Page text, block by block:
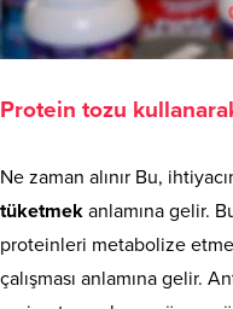
Protein tozu
Ne zaman alınır Bu,
tüketmek anlamına gelir.
proteinleri metabolize
çalışması anlamına gelir.